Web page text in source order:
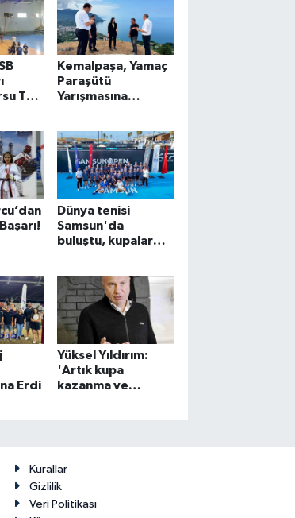
Tam
Kemalpaşa, Yamaç
Paraşütü
Yarışmasına
Dünya tenisi
Samsun'da
buluştu, kupalar
Erdi
Yüksel Yıldırım:
'Artık kupa
kazanma ve
Kurallar
Gizlilik
Veri Politikası